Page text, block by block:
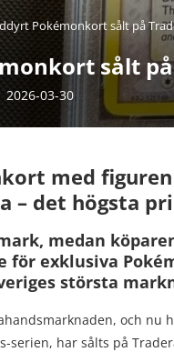
Pokémonkort sålt på
sålt
2026-03-30
med
– det högsta
medan
exklusiva
största
och nu
serien, har sålts på